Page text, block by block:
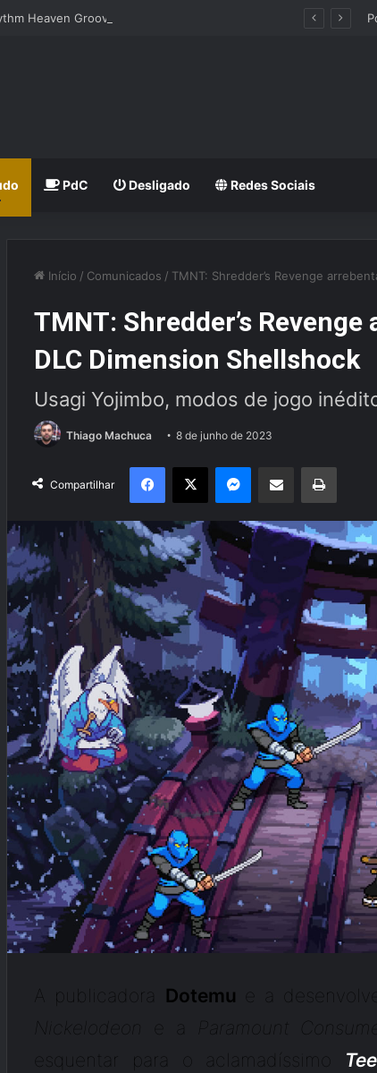
Heaven Groove
PdC Desligado Redes Sociais
Início / Comunicados / TMNT: Shredder’s Revenge
TMNT: Shredder’s
DLC Dimension Shellshock
Usagi Yojimbo, modos de jogo
Thiago Machuca 8 de junho de 2023
Compartilhar
X
A publicadora Dotemu e a
Nickelodeon
e a Paramount
esquentar para o aclamadíssimo